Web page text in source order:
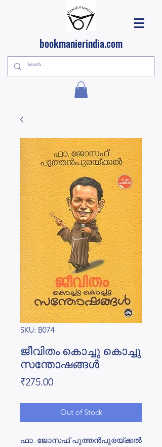
bookmanierindia.com
SKU: B074
ജീവിതം കൊച്ചു കൊച്ചു
സന്തോഷങ്ങൾ
₹275.00Price
Out of Stock
ഫാ. ജോസഫ് പുത്തൻപുരയ്ക്കൽ